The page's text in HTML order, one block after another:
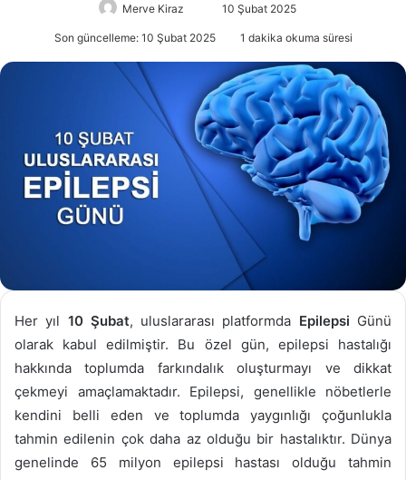
Merve Kiraz
e-
göndermek
10 Şubat 2025
Son güncelleme: 10 Şubat 2025 1 dakika okuma süresi
Her yıl 10 Şubat, uluslararası platformda Epilepsi Günü
olarak kabul edilmiştir. Bu özel gün, epilepsi hastalığı
hakkında toplumda farkındalık oluşturmayı ve dikkat
çekmeyi amaçlamaktadır. Epilepsi, genellikle nöbetlerle
kendini belli eden ve toplumda yaygınlığı çoğunlukla
tahmin edilenin çok daha az olduğu bir hastalıktır. Dünya
genelinde 65 milyon epilepsi hastası olduğu tahmin